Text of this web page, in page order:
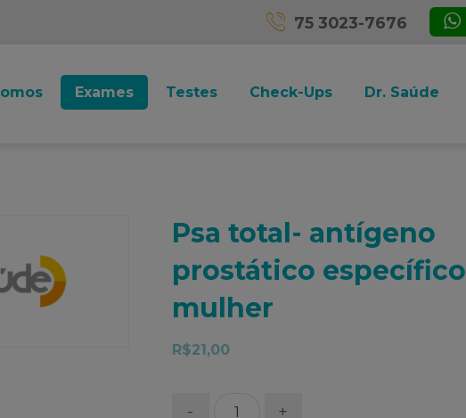
75 3023-7676
Exames Testes Check-Ups Dr. Saúde
Psa total- antígeno
prostático específico
mulher
R$21,00
- +